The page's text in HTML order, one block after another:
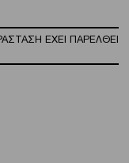
ΕΧΕΙ ΠΑΡΕΛΘΕΙ